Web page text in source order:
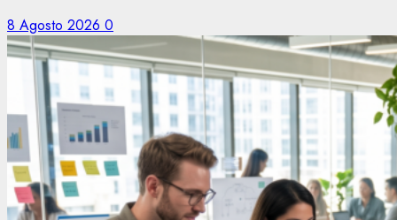
8 Agosto 2026 0